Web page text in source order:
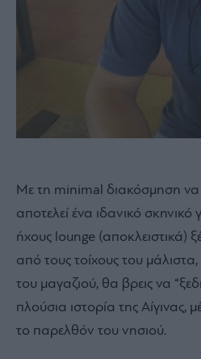
Με τη minimal διακόσμηση να
αποτελεί ένα ιδανικό
ήχους lounge (αποκλειστικά)
από τους τοίχους του
του μαγαζιού, θα βρεις να
πλούσια ιστορία της Αίγινας,
το παρελθόν του νησιού.